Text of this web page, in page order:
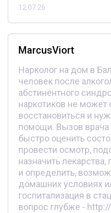
12.07.26
MarcusViort
Нарколог на дом в
человек после
абстинентного
наркотиков не может
восстановиться и
помощи. Вызов врача
быстро оценить
провести осмотр,
назначить лекарства,
и определить,
домашних условиях
госпитализация в
вопрос глубже - http://